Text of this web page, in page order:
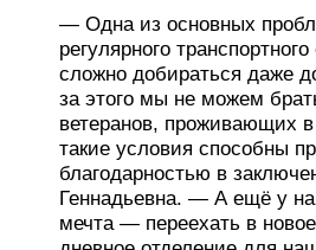
— Одна из основных
регулярного
сложно добираться даже
за этого мы не можем
ветеранов, проживающих
такие условия способны
благодарностью в
Геннадьевна. — А ещё у
мечта — переехать в